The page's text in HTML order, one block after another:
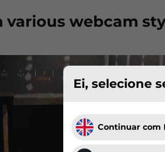
Ei, selecione
Continuar com
various webcam